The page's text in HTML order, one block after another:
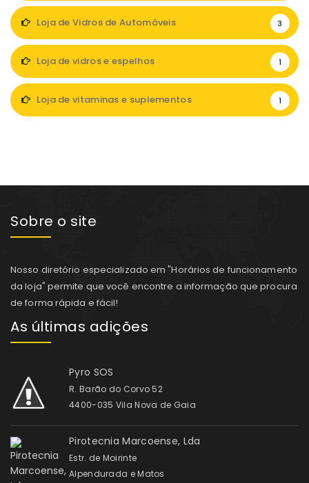
Loja de Vidros de Automóveis 3
Loja de vidros e espelhos 1
Loja de vitaminas e suplementos 1
Sobre o site
Nosso diretório especializado em "Horários de funcionamento
da loja" permite que você encontre a informação que procura
de forma rápida e fácil!
As últimas adições
Pyro SOS
R. Barão do Corvo 52
4400-035 Vila Nova de Gaia
Pirotecnia Marcoense, Lda
Estr. de Moirinte
Alpendurada e Matos